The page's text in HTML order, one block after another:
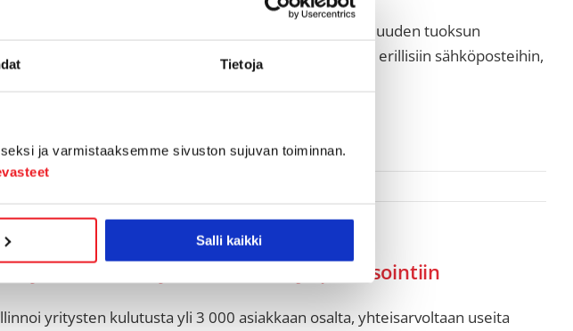
Tietoja
ja varmistaaksemme sivuston sujuvan toiminnan.
Salli kaikki
& Process" -tiimi koordinoi yli 350 työntekijän töitä uuden tuoksun
monimutkaisiin, manuaalisiin Excel-taulukoihin ja erillisiin sähköposteihin,
työvälineeksi työn hallintaan ja priorisointiin
yritysten kulutusta yli 3 000 asiakkaan osalta, yhteisarvoltaan useita